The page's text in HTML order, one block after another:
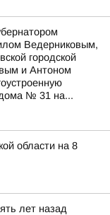
Ведерниковым,
городской
и Антоном
№ 31 на...
области на 8
лет назад